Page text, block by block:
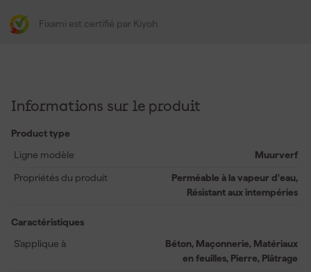
Fixami est certifié par Kiyoh
Informations sur le produit
Product type
Ligne modèle
Muurverf
Propriétés du produit
Perméable à la vapeur d'eau,
Résistant aux intempéries
Caractéristiques
S'applique à
Béton, Maçonnerie, Matériaux
en feuilles, Pierre, Plâtrage